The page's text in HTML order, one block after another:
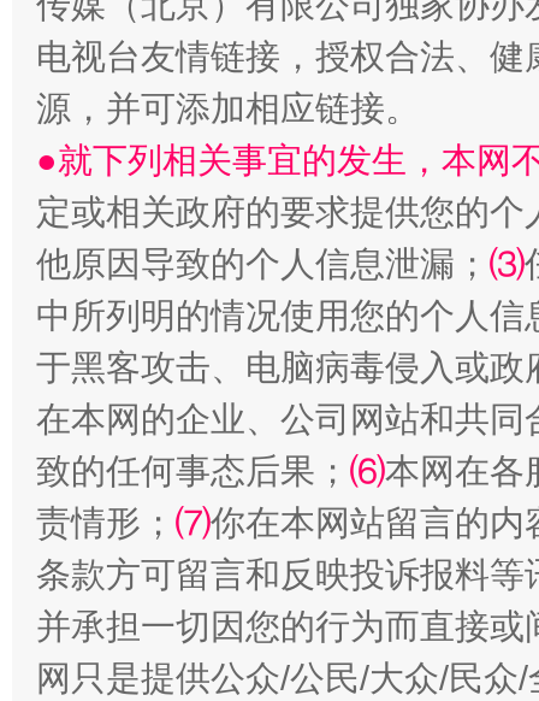
受贿1.44亿！段成刚被判无期 从幼
电视台友情链接，授权合法、
源，并可添加相应链接。
●就下列相关事宜的发生，本网
定或相关政府的要求提供您的个
他原因导致的个人信息泄漏； ⑶
中所列明的情况使用您的个人
于黑客攻击、电脑病毒侵入或
在本网的企业、公司网站和共
致的任何事态后果； ⑹本网在各
责情形； ⑺你在本网站留言的内
条款方可留言和反映投诉报料
并承担一切因您的行为而直接
网只是提供公众/公民/大众/民